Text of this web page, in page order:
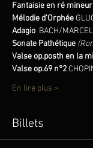
Fantaisie en ré mineur
Mélodie d’Orphée
Adagio BACH/
Sonate Pathétique
Valse op.posth en la
Valse op.69 n°2
En lire plus >
Billets